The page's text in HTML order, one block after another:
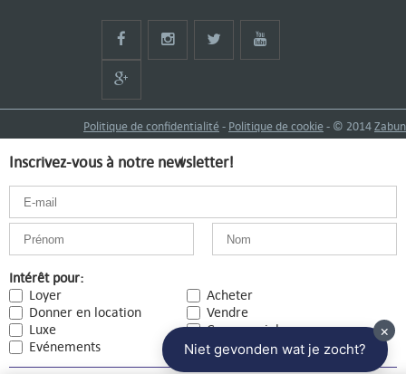
Politique de confidentialité- Politique de cookie- © 2014Zabun
Inscrivez-vous à notre newsletter!
Intérêt pour:
Loyer
Acheter
Donner en location
Vendre
Luxe
Commercial
Evénements